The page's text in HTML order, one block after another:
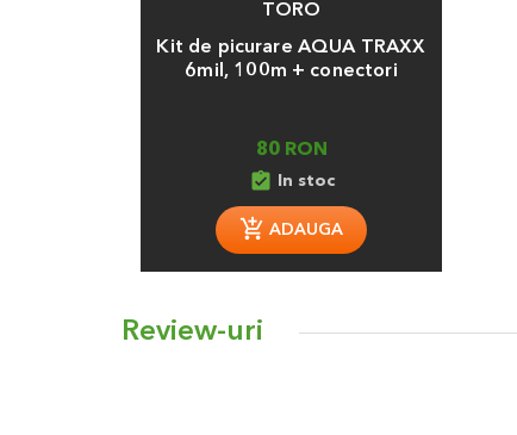
TORO
Kit de picurare AQUA TRAXX
6mil, 100m + conectori
80 RON
assignment_turned_in In stoc
ADAUGA
Review-uri